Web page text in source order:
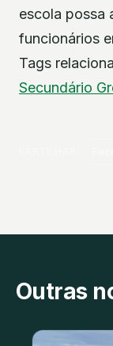
escola possa
funcionários
Tags
Secundário
Outras